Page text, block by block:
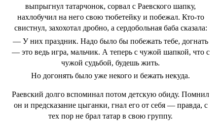
выпрыгнул татарчонок, сорвал с Раевского шапку,
нахлобучил на него свою тюбетейку и побежал. Кто-то
свистнул, захохотал дробно, а сердобольная баба сказала:
— У них праздник. Надо было бы побежать тебе, догнать
— это ведь игра, мальчик. А теперь с чужой шапкой, что с
чужой судьбой, будешь жить.
Но догонять было уже некого и бежать некуда.
Раевский долго вспоминал потом детскую обиду. Помнил
он и предсказание цыганки, гнал его от себя — правда, с
тех пор не брал татар в свою группу.